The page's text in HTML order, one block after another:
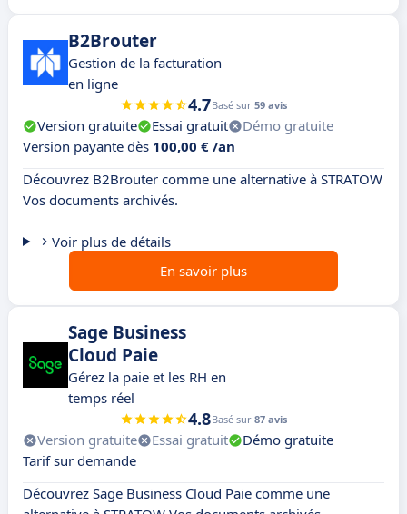
B2Brouter
Gestion de la facturation
en ligne
4.7Basé sur 59 avis
Version gratuite Essai gratuit
Démo gratuite
Version payante dès 100,00 € /an
Découvrez B2Brouter comme une alternative à STRATOW
Vos documents archivés.
Voir plus de détails
En savoir plus
Sage Business
Cloud Paie
Gérez la paie et les RH en
temps réel
4.8Basé sur 87 avis
Version gratuite Essai gratuit
Démo gratuite
Tarif sur demande
Découvrez Sage Business Cloud Paie comme une